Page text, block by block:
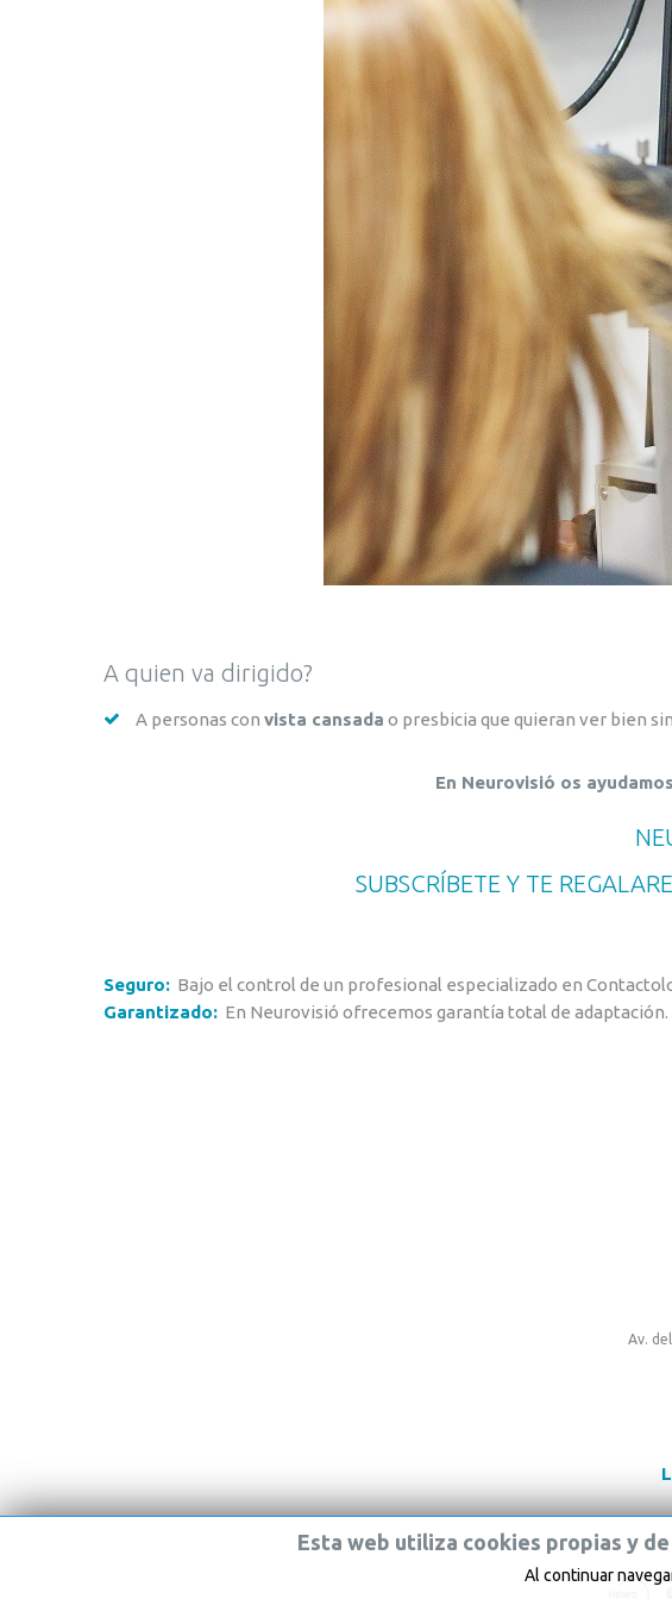
A quien va dirigido?
A personas con vista cansada o presbicia que quieran ver bien
En Neurovisió os
SUBSCRÍBETE Y TE
Seguro: Bajo el control de un profesional especializado en
Garantizado: En Neurovisió ofrecemos garantía total de adaptación.
Av.
Esta web utiliza cookies propias y de
Al continuar